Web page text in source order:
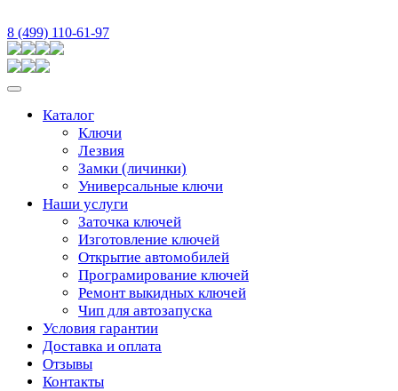
8 (499) 110-61-97
Каталог
Ключи
Лезвия
Замки (личинки)
Универсальные ключи
Наши услуги
Заточка ключей
Изготовление ключей
Открытие автомобилей
Програмирование ключей
Ремонт выкидных ключей
Чип для автозапуска
Условия гарантии
Доставка и оплата
Отзывы
Контакты